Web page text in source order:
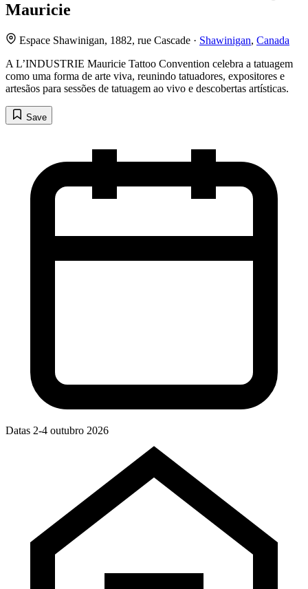
Mauricie
Espace Shawinigan, 1882, rue Cascade · Shawinigan, Canada
A L’INDUSTRIE Mauricie Tattoo Convention celebra a tatuagem
como uma forma de arte viva, reunindo tatuadores, expositores e
artesãos para sessões de tatuagem ao vivo e descobertas artísticas.
Save
Datas 2-4 outubro 2026